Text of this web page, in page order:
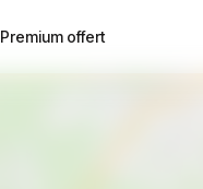
Premium offert